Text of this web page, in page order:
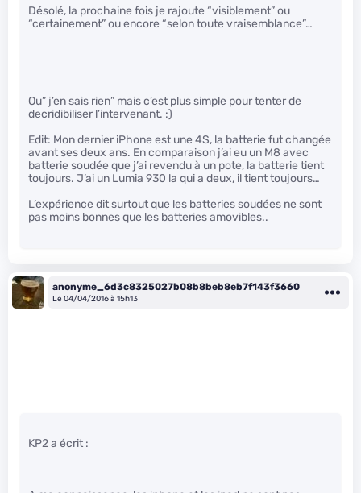
Désolé, la prochaine fois je rajoute “visiblement” ou
“certainement” ou encore “selon toute vraisemblance”…
Ou” j’en sais rien” mais c’est plus simple pour tenter de
decridibiliser l’intervenant. :)
Edit: Mon dernier iPhone est une 4S, la batterie fut changée
avant ses deux ans. En comparaison j’ai eu un M8 avec
batterie soudée que j’ai revendu à un pote, la batterie tient
toujours. J’ai un Lumia 930 la qui a deux, il tient toujours…
L’expérience dit surtout que les batteries soudées ne sont
pas moins bonnes que les batteries amovibles..
anonyme_6d3c8325027b08b8beb8eb7f143f3660
Le 04/04/2016 à 15h13
KP2 a écrit :